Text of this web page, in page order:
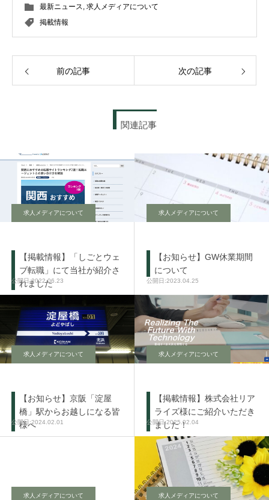
最新ニュース, 求人メディアについて
掲載情報
前の記事 次の記事
関連記事
求人メディアについて
【掲載情報】「しごとウェ
ブ転職」にて当社が紹介さ
れました
2022.06.23
求人メディアについて
【お知らせ】GW休業期間
について
2023.04.25
求人メディアについて
【お知らせ】京阪「淀屋
橋」駅からお越しになる皆
様へ2024.02.01
求人メディアについて
【掲載情報】株式会社リア
ライズ様にご紹介いただき
ました！
2025.02.04
求人メディアについて 求人メディアについて